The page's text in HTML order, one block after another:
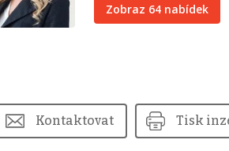
Zobraz 64 nabídek
Kontaktovat Tisk